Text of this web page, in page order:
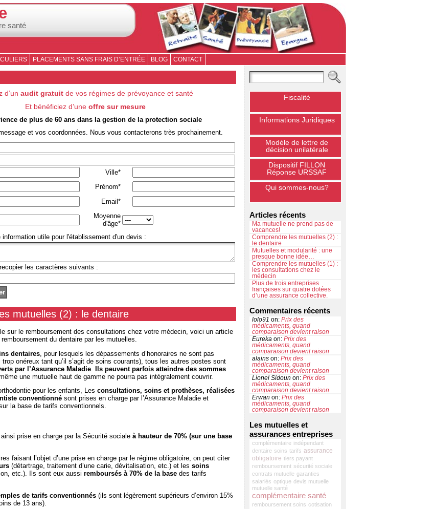
santé
PLACEMENTS SANS FRAIS D’ENTRÉE BLOG CONTACT
d’un audit gratuitde vos régimes de prévoyance et santé
Et bénéficiez d’une offre sur mesure
de plus de 60 ans dans la gestion de la protection sociale
et vos coordonnées. Nous vous contacterons très prochainement.
Ville*
Prénom*
Email*
Moyenne
d'âge*
information utile pour l'établissement d'un devis :
les caractères suivants :
mutuelles (2) : le dentaire
sur le remboursement des consultations chez votre médecin, voici un article
du dentaire par les mutuelles.
dentaires , pour lesquels les dépassements d’honoraires ne sont pas
onéreux tant qu’il s’agit de soins courants), tous les autres postes sont
par l’Assurance Maladie Ils peuvent parfois atteindre des sommes
même une mutuelle haut de gamme ne pourra pas intégralement couvrir.
pour les enfants, Les consultations, soins et prothèses, réalisées
conventionné sont prises en charge par l’Assurance Maladie et
la base de tarifs conventionnels.
prise en charge par la Sécurité sociale à hauteur de 70% (sur une base
faisant l’objet d’une prise en charge par le régime obligatoire, on peut citer
(détartrage, traitement d’une carie, dévitalisation, etc.) et les soins
etc.). Ils sont eux aussi remboursés à 70% de la base des tarifs
de tarifs conventionnés (ils sont légèrement supérieurs d’environ 15%
de 13 ans).
Fiscalité
Informations Juridiques
Modèle de lettre de
décision unilatérale
Dispositif FILLON
Réponse URSSAF
Qui sommes-nous?
Articles récents
Ma mutuelle ne prend pas de
vacances!
Comprendre les mutuelles (2) :
le dentaire
Mutuelles et modularité : une
presque bonne idée…
Comprendre les mutuelles (1) :
les consultations chez le
médecin
Plus de trois entreprises
françaises sur quatre dotées
d’une assurance collective.
Commentaires récents
lolo91 on: Prix des
médicaments, quand
comparaison devient raison
Eureka on: Prix des
médicaments, quand
comparaison devient raison
alains on: Prix des
médicaments, quand
comparaison devient raison
Lionel Sidoun on: Prix des
médicaments, quand
comparaison devient raison
Erwan on: Prix des
médicaments, quand
comparaison devient raison
Les mutuelles et
assurances entreprises
complémentaire indépendant
dentaire soins tarifs assurance
obligatoire tiers payant
remboursement sécurité sociale
contrats mutuelle garanties
salariés optique devis mutuelle
mutuelle santé
complémentaire santé
remboursement soins cotisation